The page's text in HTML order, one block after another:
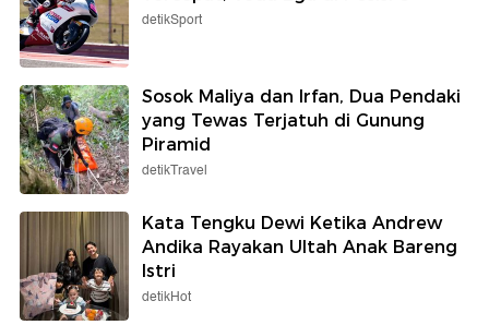
detikSport
Sosok Maliya dan Irfan, Dua Pendaki
yang Tewas Terjatuh di Gunung
Piramid
detikTravel
Kata Tengku Dewi Ketika Andrew
Andika Rayakan Ultah Anak Bareng
Istri
detikHot